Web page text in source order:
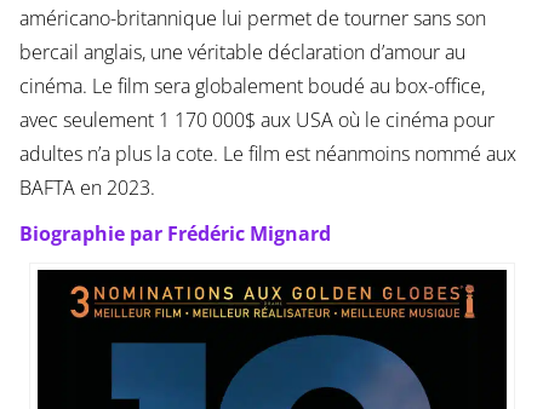
américano-britannique lui permet de tourner sans son
bercail anglais, une véritable déclaration d’amour au
cinéma. Le film sera globalement boudé au box-office,
avec seulement 1 170 000$ aux USA où le cinéma pour
adultes n’a plus la cote. Le film est néanmoins nommé aux
BAFTA en 2023.
Biographie par Frédéric Mignard